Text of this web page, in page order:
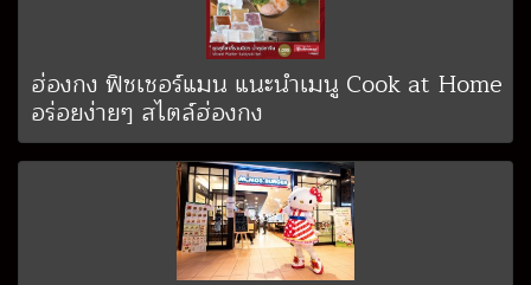
ฮ่องกง ฟิชเชอร์แมน แนะนำเมนู Cook at Home
อร่อยง่ายๆ สไตล์ฮ่องกง